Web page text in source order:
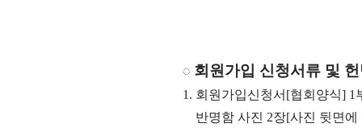
◌ 회원가입 신청서류 및
1. 회원가입신청서[협회양식] 1
반명함 사진 2장[사진 뒷면에